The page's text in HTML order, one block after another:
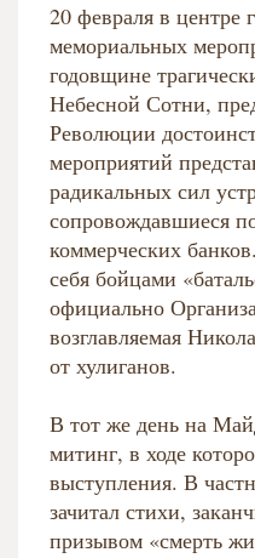
20 февраля в центре
мемориальных
годовщине
Небесной Сотни,
Революции
мероприятий
радикальных сил
сопровождавшиеся
коммерческих
себя бойцами
официально
возглавляемая
от хулиганов.
В тот же день на
митинг, в ходе
выступления. В
зачитал стихи,
призывом «смерть